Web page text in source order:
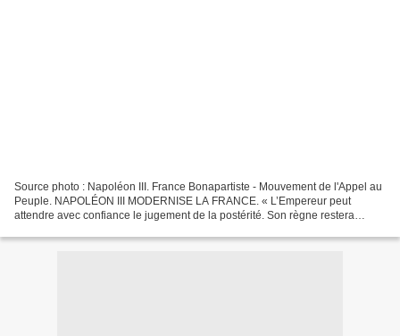
Source photo : Napoléon III. France Bonapartiste - Mouvement de l'Appel au
Peuple. NAPOLÉON III MODERNISE LA FRANCE. « L’Empereur peut
attendre avec confiance le jugement de la postérité. Son règne restera